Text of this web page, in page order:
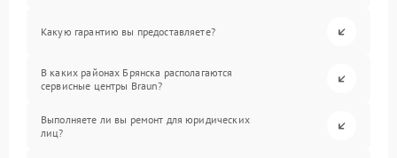
Какую гарантию вы предоставляете?
В каких районах Брянска располагаются
сервисные центры Braun?
Выполняете ли вы ремонт для юридических
лиц?